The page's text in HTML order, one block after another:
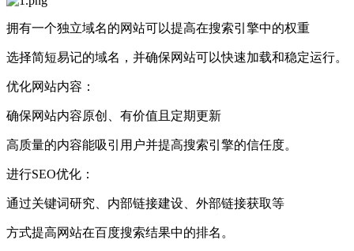
拥有一个独立域名的网站可以提高在搜索引擎中的权重
选择简短易记的域名，并确保网站可以快速加载和稳定运行。
优化网站内容：
确保网站内容原创、有价值且定期更新
高质量的内容能吸引用户并提高搜索引擎的信任度。
进行SEO优化：
通过关键词研究、内部链接建设、外部链接获取等
方式提高网站在百度搜索结果中的排名。